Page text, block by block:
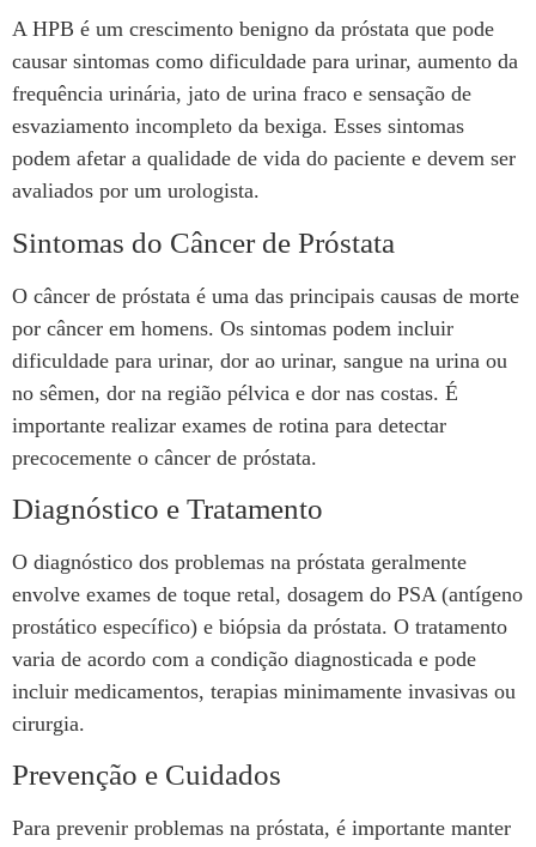
A HPB é um crescimento benigno da próstata que pode
causar sintomas como dificuldade para urinar, aumento da
frequência urinária, jato de urina fraco e sensação de
esvaziamento incompleto da bexiga. Esses sintomas
podem afetar a qualidade de vida do paciente e devem ser
avaliados por um urologista.
Sintomas do Câncer de Próstata
O câncer de próstata é uma das principais causas de morte
por câncer em homens. Os sintomas podem incluir
dificuldade para urinar, dor ao urinar, sangue na urina ou
no sêmen, dor na região pélvica e dor nas costas. É
importante realizar exames de rotina para detectar
precocemente o câncer de próstata.
Diagnóstico e Tratamento
O diagnóstico dos problemas na próstata geralmente
envolve exames de toque retal, dosagem do PSA (antígeno
prostático específico) e biópsia da próstata. O tratamento
varia de acordo com a condição diagnosticada e pode
incluir medicamentos, terapias minimamente invasivas ou
cirurgia.
Prevenção e Cuidados
Para prevenir problemas na próstata, é importante manter